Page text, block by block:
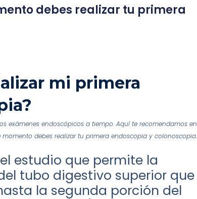
debes realizar tu primera
mi primera
exámenes endoscópicos a tiempo. Aquí te recomendamos en
momento debes realizar tu primera endoscopia y colonoscopia.
estudio que permite la
tubo digestivo superior que
la segunda porción del